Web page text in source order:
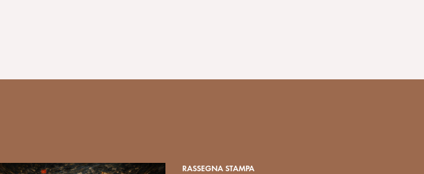
RASSEGNA STAMPA